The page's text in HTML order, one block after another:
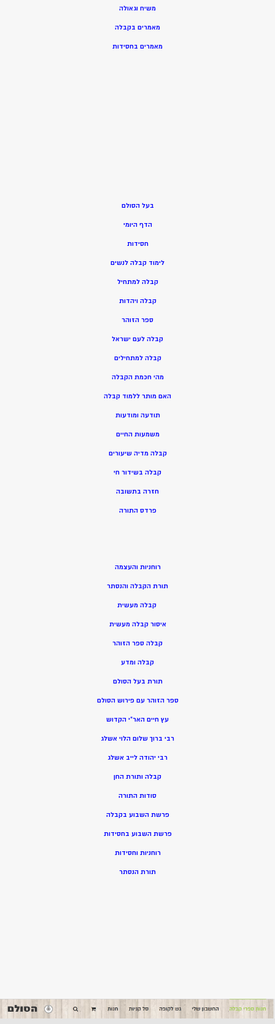
משיח וגאולה
מאמרים בקבלה
מאמרים בחסידות
בעל הסולם
הדף היומי
חסידות
לימוד קבלה לנשים
קבלה למתחיל
קבלה ויהדות
ספר הזוהר
קבלה לעם ישראל
קבלה למתחילים
מהי חכמת הקבלה
האם מותר ללמוד קבלה
תודעה ומודעות
משמעות החיים
קבלה מדיה שיעורים
קבלה בשידור חי
חזרה בתשובה
פרדס התורה
רוחניות והעצמה
תורת הקבלה והנסתר
קבלה מעשית
איסור קבלה מעשית
קבלה ספר הזוהר
קבלה ומדע
תורת בעל הסולם
ספר הזוהר עם פירוש הסולם
עץ חיים האר”י הקדוש
רבי ברוך שלום הלוי אשלג
רבי יהודה לייב אשלג
קבלה ותורת החן
סודות התורה
פרשת השבוע בקבלה
פרשת השבוע בחסידות
רוחניות וחסידות
תורת הנסתר